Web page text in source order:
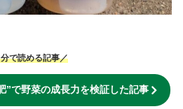
で読める記事／
”で野菜の成長力を検証した記事